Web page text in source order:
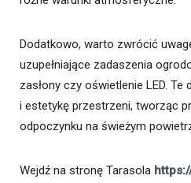
Dodatkowo, warto zwrócić
uzupełniające zadaszenia
zasłony czy oświetlenie LED.
i estetykę przestrzeni, tworząc
odpoczynku na świeżym
Wejdź na stronę Tarasola